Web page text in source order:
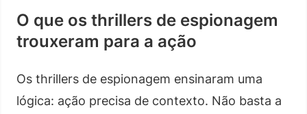
O que os thrillers de espionagem
trouxeram para a ação
Os thrillers de espionagem ensinaram uma
lógica: ação precisa de contexto. Não basta a